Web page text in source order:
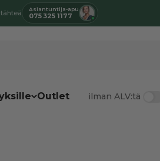
Asiantuntija-apu
075 325 1177
Outlet ilman ALV:tä